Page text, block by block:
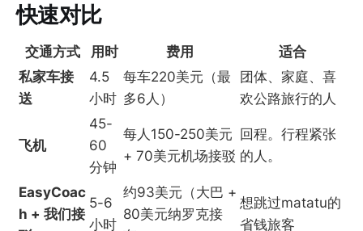
快速对比
交通方式 用时 费用
适合
私家车接
送
4.5
小时
每车220美元（最
多6人）
团体、家庭、喜
欢公路旅行的人
飞机
45-
60
分钟
每人150-250美元
+ 70美元机场接驳
回程。行程紧张
的人。
EasyCoac
h + 我们接
5-6
小时
约93美元（大巴 +
80美元纳罗克接
想跳过matatu的
省钱旅客